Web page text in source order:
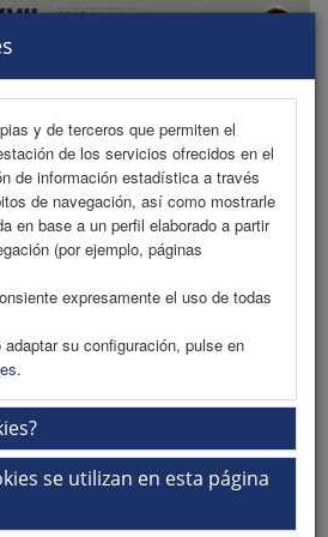
y de terceros que permiten el
de los servicios ofrecidos en el
de información estadística a través
de navegación, así como mostrarle
en base a un perfil elaborado a partir
(por ejemplo, páginas
expresamente el uso de todas
su configuración, pulse en
.
se utilizan en esta página